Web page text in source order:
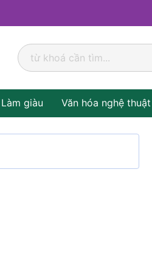
Làm giàu Văn hóa nghệ thuật